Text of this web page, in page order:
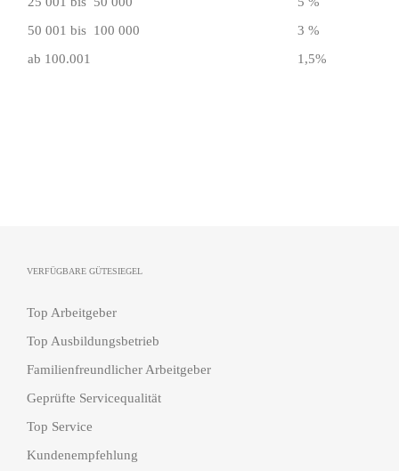
50 001 bis 100 000
3 %
ab 100.001
1,5%
VERFÜGBARE GÜTESIEGEL
Top Arbeitgeber
Top Ausbildungsbetrieb
Familienfreundlicher Arbeitgeber
Geprüfte Servicequalität
Top Service
Kundenempfehlung